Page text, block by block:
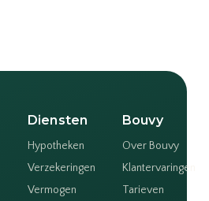
Diensten
Hypotheken
Verzekeringen
Vermogen
Bouvy
Over Bouvy
Klantervaringen
Tarieven